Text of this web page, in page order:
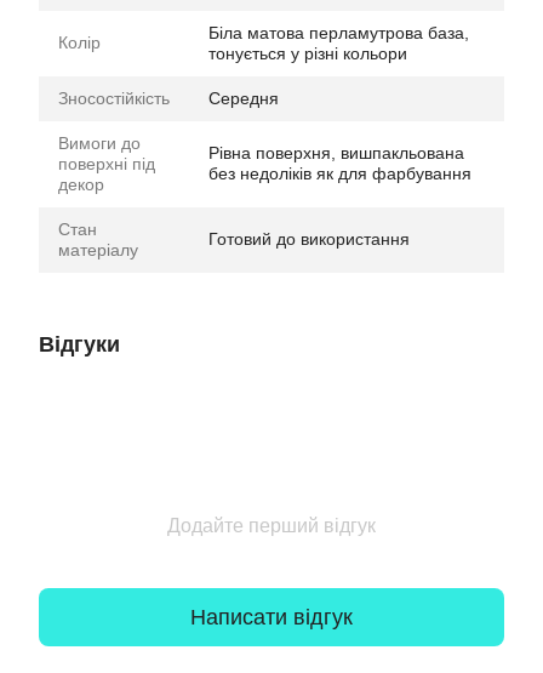
Колір
Біла матова перламутрова база,
тонується у різні кольори
Зносостійкість Середня
Вимоги до
поверхні під
декор
Рівна поверхня, вишпакльована
без недоліків як для фарбування
Стан
матеріалу
Готовий до використання
Відгуки
Додайте перший відгук
Написати відгук